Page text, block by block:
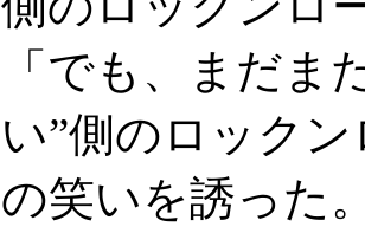
「でも、まだま
い”側のロック
の笑いを誘った